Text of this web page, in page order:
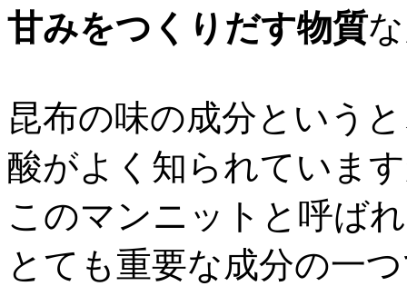
甘みをつくりだす物質
昆布の味の成分という
酸がよく知られていま
このマンニットと呼ば
とても重要な成分の一